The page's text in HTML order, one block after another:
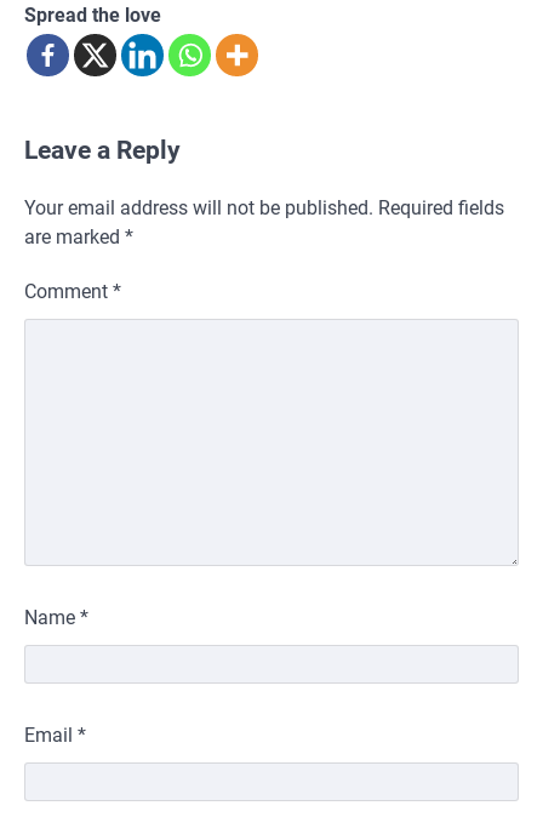
Spread the love
Leave a Reply
Your email address will not be published. Required fields
are marked *
Comment *
Name *
Email *